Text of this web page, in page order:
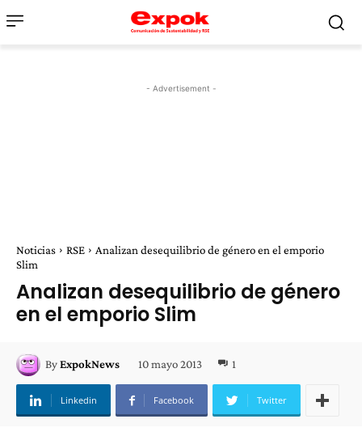
- Advertisement -
Noticias RSE
Analizan desequilibrio de género en el emporio
Slim
Analizan desequilibrio de género
en el emporio Slim
ByExpokNews 10 mayo 2013 1
Linkedin Facebook Twitter